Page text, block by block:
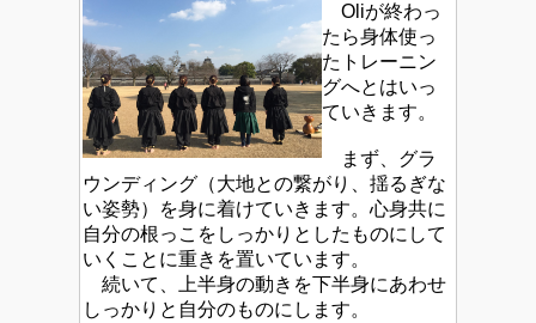
Oliが終わっ
たら身体使っ
たトレーニン
グへとはいっ
ていきます。
まず、グラ
ウンディング（大地との繋がり、揺るぎな
い姿勢）を身に着けていきます。心身共に
自分の根っこをしっかりとしたものにして
いくことに重きを置いています。
続いて、上半身の動きを下半身にあわせ
しっかりと自分のものにします。